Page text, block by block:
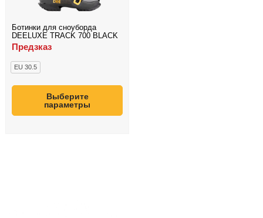
Ботинки для сноуборда
DEELUXE TRACK 700 BLACK
Предзказ
EU 30.5
Выберите
параметры